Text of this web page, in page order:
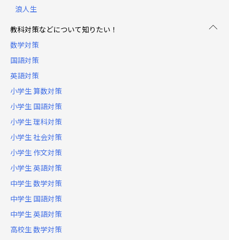
浪人生
教科対策などについて知りたい！
数学対策
国語対策
英語対策
小学生 算数対策
小学生 国語対策
小学生 理科対策
小学生 社会対策
小学生 作文対策
小学生 英語対策
中学生 数学対策
中学生 国語対策
中学生 英語対策
高校生 数学対策